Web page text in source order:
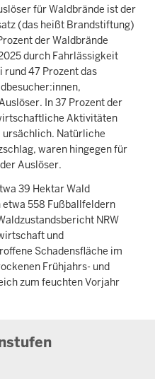
für Waldbrände ist der
(das heißt Brandstiftung)
der Waldbrände
durch Fahrlässigkeit
47 Prozent das
In 37 Prozent der
Aktivitäten
Natürliche
waren hingegen für
Auslöser.
39 Hektar Wald
558 Fußballfeldern
NRW
und
Schadensfläche im
Frühjahrs- und
zum feuchten Vorjahr